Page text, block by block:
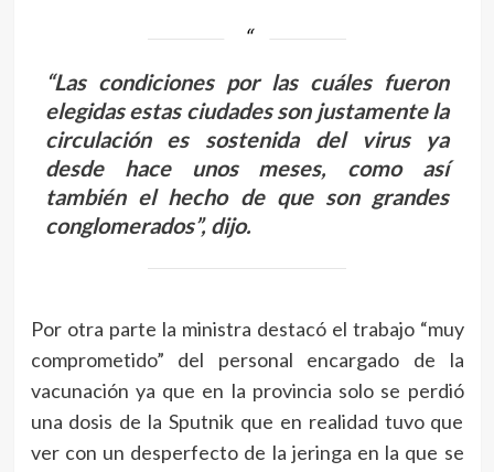
“Las condiciones por las cuáles fueron
elegidas estas ciudades son justamente la
circulación es sostenida del virus ya
desde hace unos meses, como así
también el hecho de que son grandes
conglomerados”, dijo.
Por otra parte la ministra destacó el trabajo “muy
comprometido” del personal encargado de la
vacunación ya que en la provincia solo se perdió
una dosis de la Sputnik que en realidad tuvo que
ver con un desperfecto de la jeringa en la que se